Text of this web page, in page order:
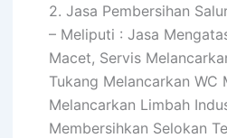
2. Jasa Pembersihan
– Meliputi : Jasa
Macet, Servis
Tukang Melancarkan
Melancarkan Limbah
Membersihkan Selokan